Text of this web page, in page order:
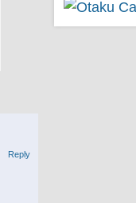
Reply